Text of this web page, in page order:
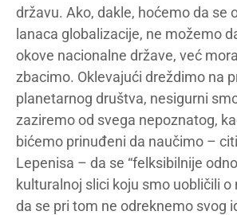
državu. Ako, dakle, hoćemo da se
lanaca globalizacije, ne možemo
okove nacionalne države, već
zbacimo. Oklevajući dreždimo na
planetarnog društva, nesigurni
zaziremo od svega nepoznatog,
bićemo prinuđeni da naučimo –
Lepenisa – da se “felksibilnije
kulturalnoj slici koju smo uobličili
da se pri tom ne odreknemo svog